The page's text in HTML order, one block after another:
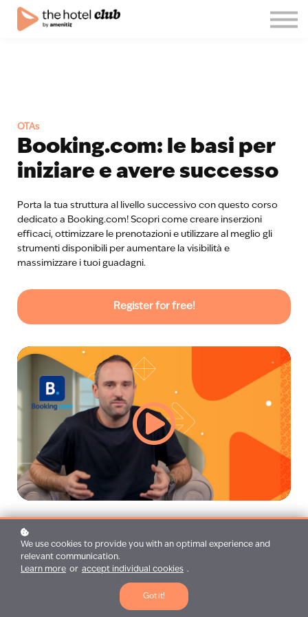
OTAs
Booking.com: le basi per
iniziare e avere successo
Porta la tua struttura al livello successivo con questo corso
dedicato a Booking.com! Scopri come creare inserzioni
efficaci, ottimizzare le prenotazioni e utilizzare al meglio gli
strumenti disponibili per aumentare la visibilità e
massimizzare i tuoi guadagni.
Register for free!
Questo corso è per:
We use cookies to provide you with an optimal experience and
relevant communication.
Learn more or accept individual cookies .
Got it!